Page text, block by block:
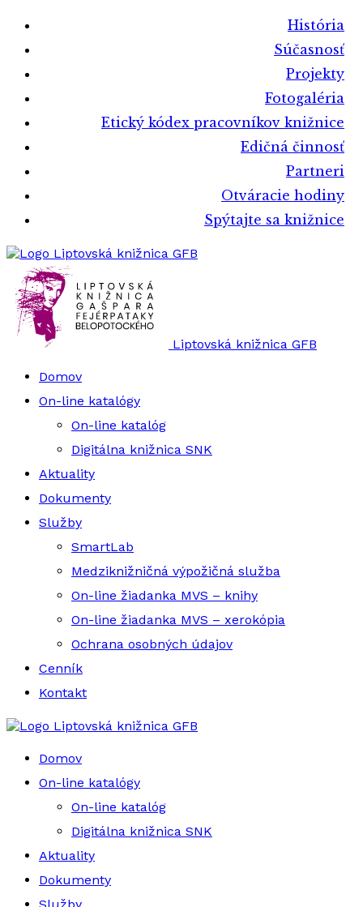
História
Súčasnosť
Projekty
Fotogaléria
Etický kódex pracovníkov knižnice
Edičná činnosť
Partneri
Otváracie hodiny
Spýtajte sa knižnice
Liptovská knižnica GFB
Liptovská knižnica GFB
Domov
On-line katalógy
On-line katalóg
Digitálna knižnica SNK
Aktuality
Dokumenty
Služby
SmartLab
Medziknižničná výpožičná služba
On-line žiadanka MVS – knihy
On-line žiadanka MVS – xerokópia
Ochrana osobných údajov
Cenník
Kontakt
Liptovská knižnica GFB
Domov
On-line katalógy
On-line katalóg
Digitálna knižnica SNK
Aktuality
Dokumenty